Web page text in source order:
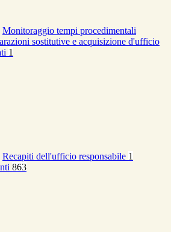
Monitoraggio tempi procedimentali
sostitutive e acquisizione d'ufficio
1
Recapiti dell'ufficio responsabile 1
863